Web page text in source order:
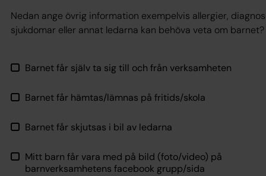
Nedan ange övrig information exempelvis allergier,
sjukdomar eller annat ledarna kan behöva veta om barnet?
Barnet får själv ta sig till och från verksamheten
Barnet får hämtas/lämnas på fritids/skola
Barnet får skjutsas i bil av ledarna
Mitt barn får vara med på bild (foto/video) på
barnverksamhetens facebook grupp/sida